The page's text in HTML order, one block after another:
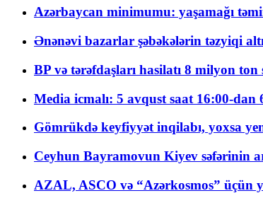
Azərbaycan minimumu: yaşamağı
Ənənəvi bazarlar şəbəkələrin təzyiqi
BP və tərəfdaşları hasilatı 8 milyon
Media icmalı: 5 avqust saat 16:00-dan
Gömrükdə keyfiyyət inqilabı, yoxsa
Ceyhun Bayramovun Kiyev səfərinin
AZAL, ASCO və “Azərkosmos” üçün